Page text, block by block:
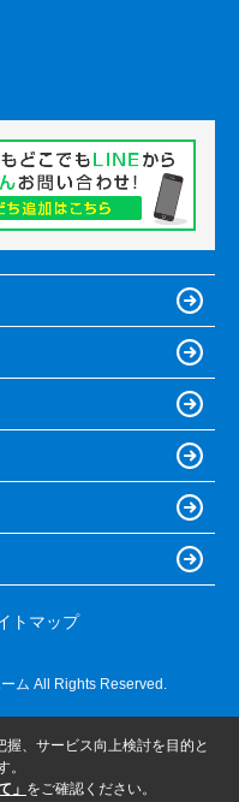
トマップ
ム All Rights Reserved.
、サービス向上検討を目的と
。
」 をご確認ください。